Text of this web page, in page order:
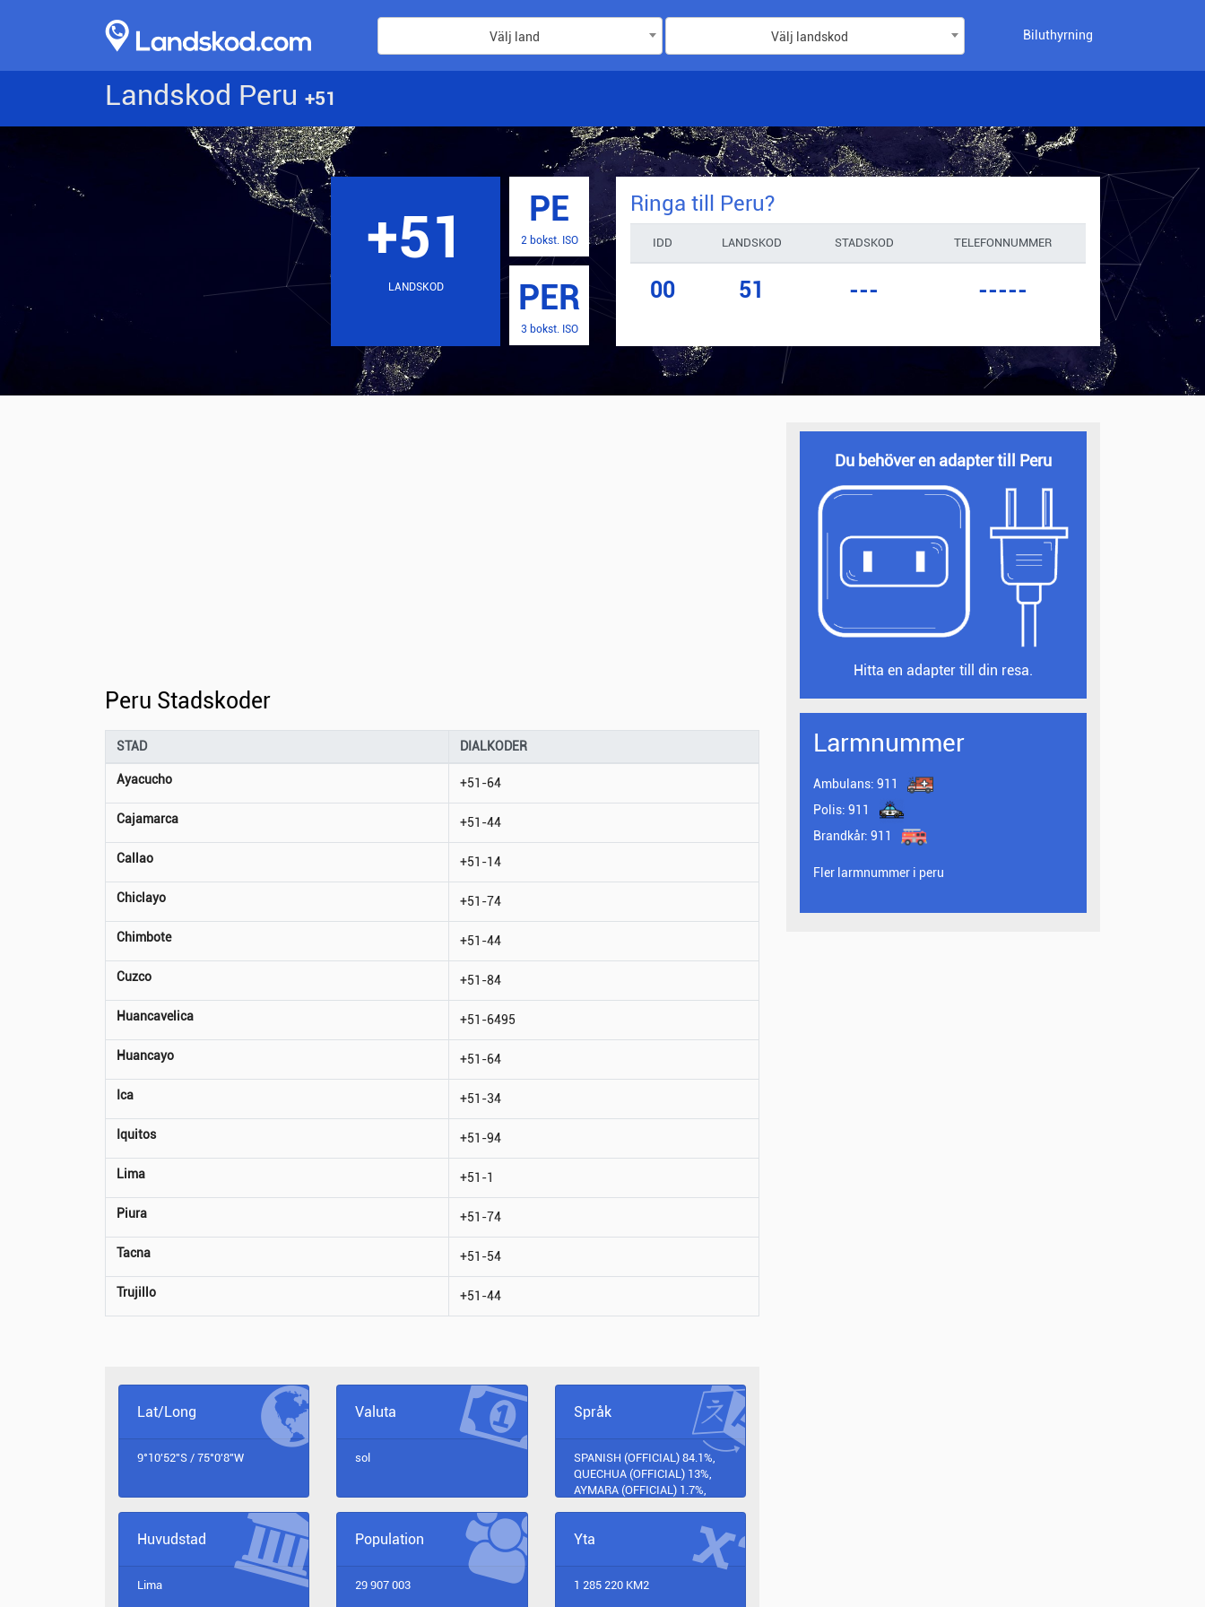
Välj land Välj landskod Biluthyrning
Landskod Peru +51
+51
LANDSKOD
PE
2 bokst. ISO
PER
3 bokst. ISO
Ringa till Peru?
IDD LANDSKOD STADSKOD TELEFONNUMMER
00 51 --- -----
Peru Stadskoder
STAD DIALKODER
Ayacucho +51-64
Cajamarca +51-44
Callao +51-14
Chiclayo +51-74
Chimbote +51-44
Cuzco +51-84
Huancavelica +51-6495
Huancayo +51-64
Ica +51-34
Iquitos +51-94
Lima +51-1
Piura +51-74
Tacna +51-54
Trujillo +51-44
Lat/Long
9°10'52"S / 75°0'8"W
Valuta
sol
Språk
SPANISH (OFFICIAL) 84.1%,
QUECHUA (OFFICIAL) 13%,
AYMARA (OFFICIAL) 1.7%,
(INCLUDES A LARGE
AMAZONIAN LANGUAGES)
0.7%, OTHER (INCLUDES
Huvudstad
Lima
Population
29 907 003
Yta
1 285 220 KM2
Du behöver en adapter till Peru
Hitta en adapter till din resa.
Larmnummer
Ambulans: 911
Polis: 911
Brandkår: 911
Fler larmnummer i peru